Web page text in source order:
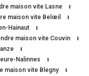
maison vite Lasne
maison vite Belœil
Hainaut
maison vite Couvin
Nalinnes
maison vite Blegny